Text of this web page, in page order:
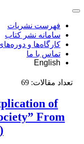
فهرست نشریات
سامانه نشر کتاب
کارگاه‌ها و
تماس با ما
English
تعداد مقالات: 69
of
From